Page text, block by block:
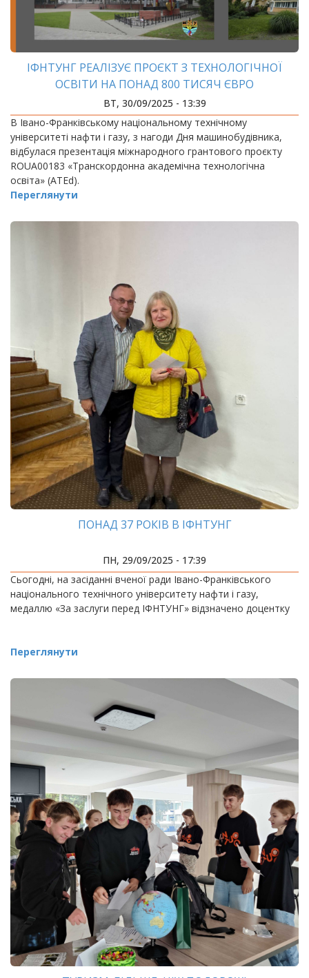
ІФНТУНГ РЕАЛІЗУЄ ПРОЄКТ З ТЕХНОЛОГІЧНОЇ
ОСВІТИ НА ПОНАД 800 ТИСЯЧ ЄВРО
ВТ, 30/09/2025 - 13:39
В Івано-Франківському національному технічному
університеті нафти і газу, з нагоди Дня машинобудівника,
відбулася презентація міжнародного грантового проєкту
ROUA00183 «Транскордонна академічна технологічна
освіта» (ATEd).
Переглянути
ПОНАД 37 РОКІВ В ІФНТУНГ
ПН, 29/09/2025 - 17:39
Сьогодні, на засіданні вченої ради Івано-Франківського
національного технічного університету нафти і газу,
медаллю «За заслуги перед ІФНТУНГ» відзначено доцентку
Переглянути